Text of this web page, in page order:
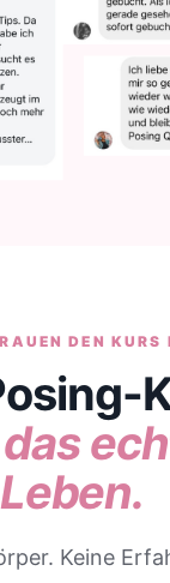
DEN KURS
Leben.
Keine